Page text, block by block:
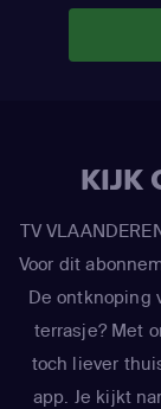
KIJK
TV
Voor dit
De ontknoping
terrasje? Met
toch liever
app. Je kijkt